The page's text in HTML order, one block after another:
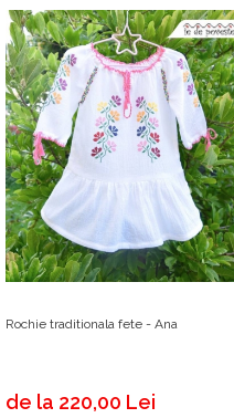
Rochie traditionala fete - Ana
de la 220,00 Lei